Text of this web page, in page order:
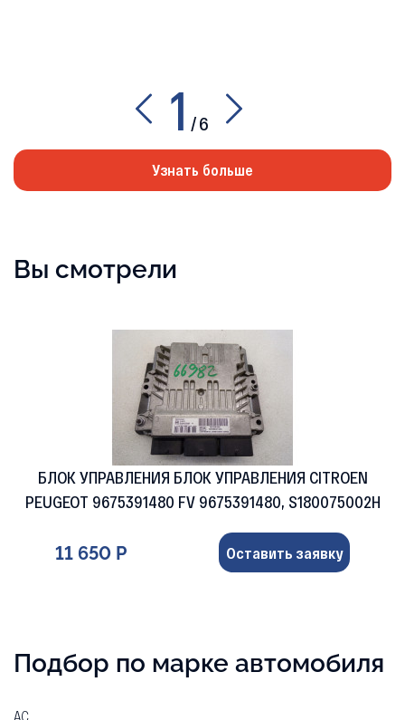
1 /6
Узнать больше
Вы смотрели
БЛОК УПРАВЛЕНИЯ БЛОК УПРАВЛЕНИЯ CITROEN
PEUGEOT 9675391480 FV 9675391480, S180075002H
11 650 Р Оставить заявку
Подбор по марке автомобиля
AC